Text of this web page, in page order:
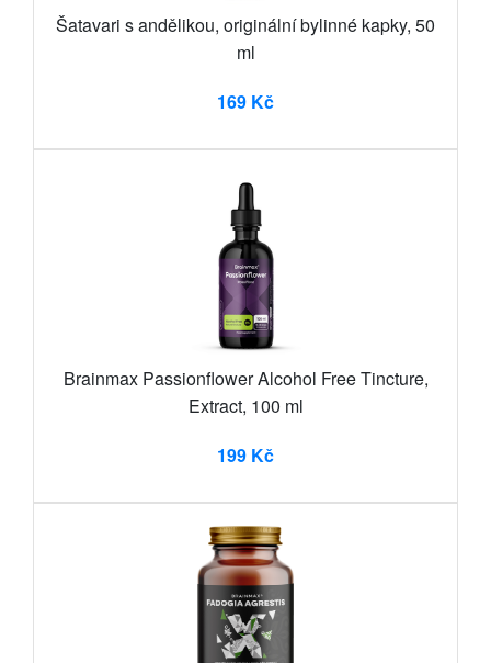
Šatavari s andělikou, originální bylinné kapky, 50
ml
169 Kč
Brainmax Passionflower Alcohol Free Tincture,
Extract, 100 ml
199 Kč